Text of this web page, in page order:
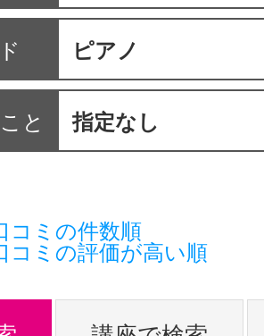
駅・路線か
通信講座を
体験レッス
やりたいこ
ピアノ
と 指定なし
コミの件数順
コミの評価が高い順